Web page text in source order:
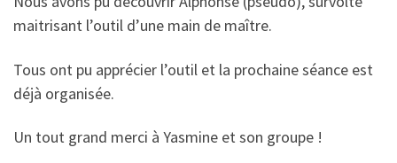
maitrisant l’outil d’une main de maître.
Tous ont pu apprécier l’outil et la prochaine séance est
déjà organisée.
Un tout grand merci à Yasmine et son groupe !